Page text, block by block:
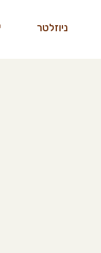
ניוזלטר